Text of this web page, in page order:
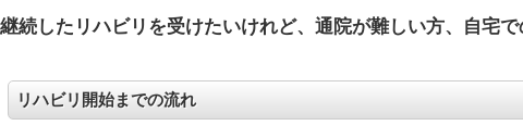
継続したリハビリを受けたいけれど、通院が難しい方、自宅
リハビリ開始までの流れ